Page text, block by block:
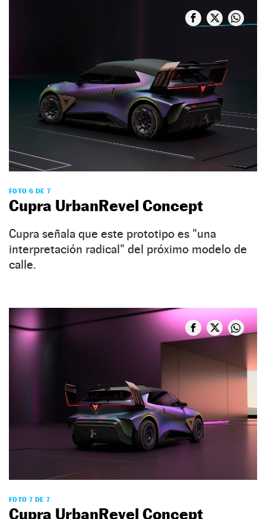
FOTO 6 DE 7
Cupra UrbanRevel Concept
Cupra señala que este prototipo es "una
interpretación radical" del próximo modelo de
calle.
FOTO 7 DE 7
Cupra UrbanRevel Concept